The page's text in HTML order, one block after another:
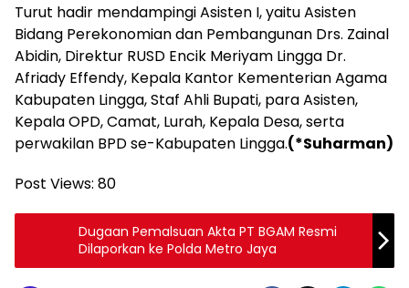
Turut hadir mendampingi Asisten I, yaitu Asisten
Bidang Perekonomian dan Pembangunan Drs. Zainal
Abidin, Direktur RUSD Encik Meriyam Lingga Dr.
Afriady Effendy, Kepala Kantor Kementerian Agama
Kabupaten Lingga, Staf Ahli Bupati, para Asisten,
Kepala OPD, Camat, Lurah, Kepala Desa, serta
perwakilan BPD se-Kabupaten Lingga.(*Suharman)
Post Views: 80
Dugaan Pemalsuan Akta PT BGAM Resmi
Dilaporkan ke Polda Metro Jaya